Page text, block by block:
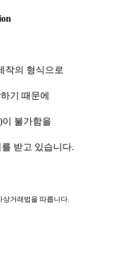
작의 형식으로
기 때문에
불가함을
받고 있습니다.
거래법을 따릅니다.